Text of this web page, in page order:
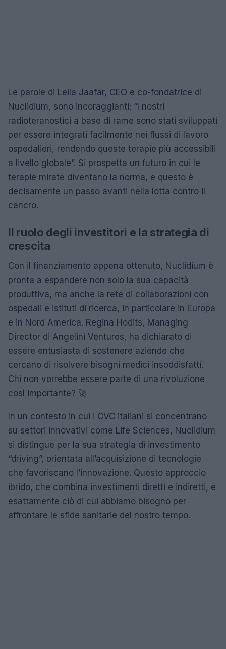
Le parole di Leila Jaafar, CEO e co-fondatrice di
Nuclidium, sono incoraggianti: “I nostri
radioteranostici a base di rame sono stati sviluppati
per essere integrati facilmente nei flussi di lavoro
ospedalieri, rendendo queste terapie più accessibili
a livello globale”. Si prospetta un futuro in cui le
terapie mirate diventano la norma, e questo è
decisamente un passo avanti nella lotta contro il
cancro.
Il ruolo degli investitori e la strategia di
crescita
Con il finanziamento appena ottenuto, Nuclidium è
pronta a espandere non solo la sua capacità
produttiva, ma anche la rete di collaborazioni con
ospedali e istituti di ricerca, in particolare in Europa
e in Nord America. Regina Hodits, Managing
Director di Angelini Ventures, ha dichiarato di
essere entusiasta di sostenere aziende che
cercano di risolvere bisogni medici insoddisfatti.
Chi non vorrebbe essere parte di una rivoluzione
così importante? 🚀
In un contesto in cui i CVC italiani si concentrano
su settori innovativi come Life Sciences, Nuclidium
si distingue per la sua strategia di investimento
“driving”, orientata all’acquisizione di tecnologie
che favoriscano l’innovazione. Questo approccio
ibrido, che combina investimenti diretti e indiretti, è
esattamente ciò di cui abbiamo bisogno per
affrontare le sfide sanitarie del nostro tempo.